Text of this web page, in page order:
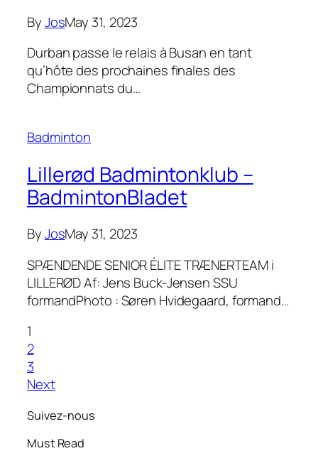
ByJosMay 31, 2023
Durban passe le relais à Busan en tant
qu’hôte des prochaines finales des
Championnats du…
Badminton
Lillerød Badmintonklub –
BadmintonBladet
ByJosMay 31, 2023
SPÆNDENDE SENIOR ÉLITE TRÆNERTEAM i
LILLERØD Af: Jens Buck-Jensen SSU
formandPhoto : Søren Hvidegaard, formand…
1
2
3
Next
Suivez-nous
Must Read